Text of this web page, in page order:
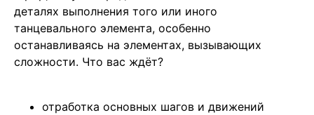
деталях выполнения того или иного
танцевального элемента, особенно
останавливаясь на элементах, вызывающих
сложности. Что вас ждёт?
отработка основных шагов и движений